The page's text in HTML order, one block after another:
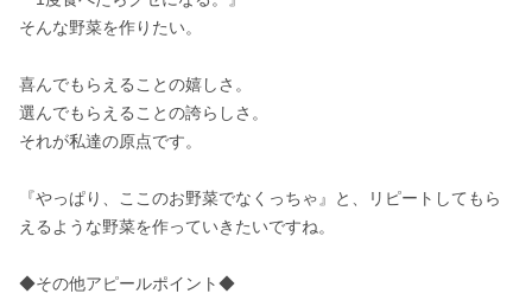
そんな野菜を作りたい。
喜んでもらえることの嬉しさ。
選んでもらえることの誇らしさ。
それが私達の原点です。
『やっぱり、ここのお野菜でなくっちゃ』と、リピートしてもら
えるような野菜を作っていきたいですね。
◆その他アピールポイント◆